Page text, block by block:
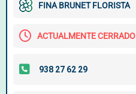
FINA BRUNET FLORISTA
ACTUALMENTE CERRADO